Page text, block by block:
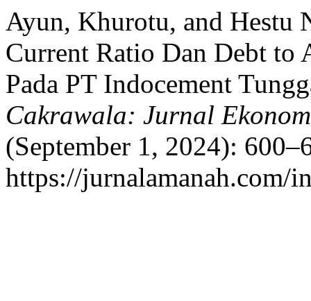
Ayun, Khurotu, and Hestu
Current Ratio Dan Debt to
Pada PT Indocement
Cakrawala: Jurnal
(September 1, 2024):
https://jurnalamanah.com/